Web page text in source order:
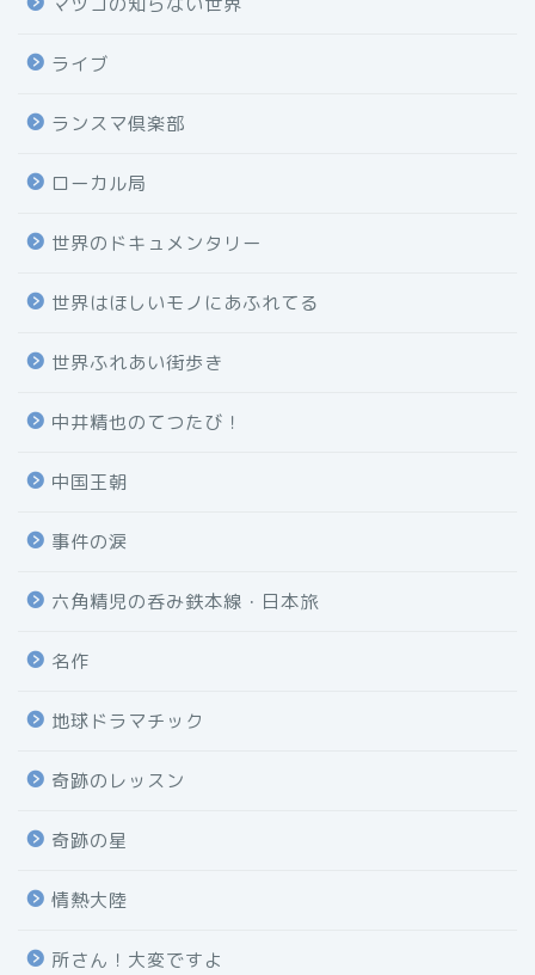
ライブ
ランスマ倶楽部
ローカル局
世界のドキュメンタリー
世界はほしいモノにあふれてる
世界ふれあい街歩き
中井精也のてつたび！
中国王朝
事件の涙
六角精児の呑み鉄本線・日本旅
名作
地球ドラマチック
奇跡のレッスン
奇跡の星
情熱大陸
所さん！大変ですよ